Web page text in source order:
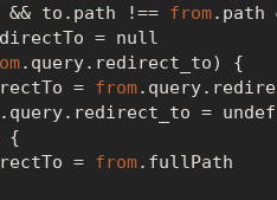
to. path !== from. path
= null
. query. redirect_to) {
=
from. query.
query. redirect_to =
{
=
from. fullPath